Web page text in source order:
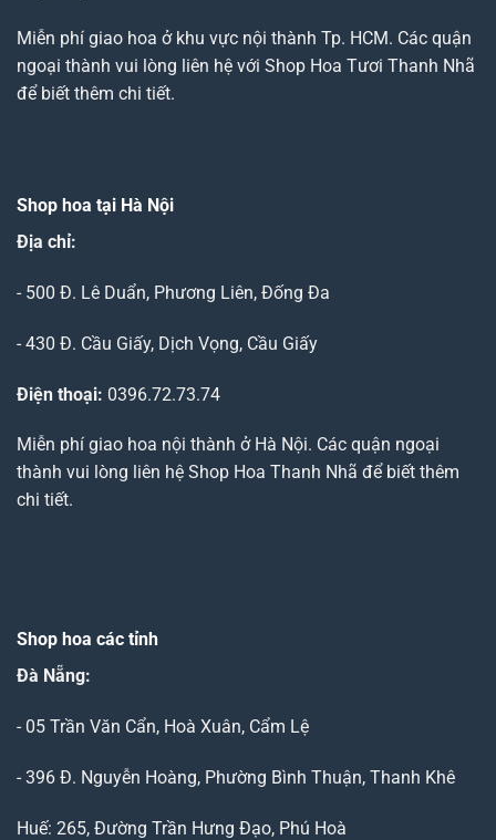
Miễn phí giao hoa ở khu vực nội thành Tp. HCM. Các quận
ngoại thành vui lòng liên hệ với Shop Hoa Tươi Thanh Nhã
để biết thêm chi tiết.
Shop hoa tại Hà Nội
Địa chỉ:
- 500 Đ. Lê Duẩn, Phương Liên, Đống Đa
- 430 Đ. Cầu Giấy, Dịch Vọng, Cầu Giấy
Điện thoại: 0396.72.73.74
Miễn phí giao hoa nội thành ở Hà Nội. Các quận ngoại
thành vui lòng liên hệ Shop Hoa Thanh Nhã để biết thêm
chi tiết.
Shop hoa các tỉnh
Đà Nẵng:
- 05 Trần Văn Cẩn, Hoà Xuân, Cẩm Lệ
- 396 Đ. Nguyễn Hoàng, Phường Bình Thuận, Thanh Khê
Huế: 265, Đường Trần Hưng Đạo, Phú Hoà